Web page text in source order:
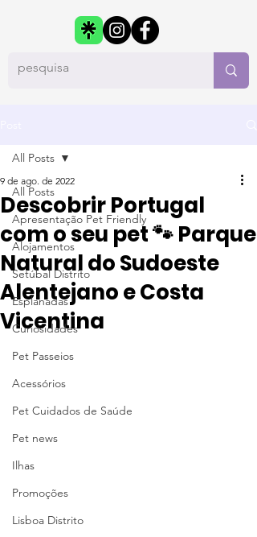
All Posts
Apresentação Pet Friendly
Alojamentos
Setúbal Distrito
Esplanadas
Curiosidades
Pet Passeios
Acessórios
Pet Cuidados de Saúde
Pet news
Ilhas
Promoções
Lisboa Distrito
All Posts
Descobrir Portugal
com o seu pet 🐾 Parque
Natural do Sudoeste
Alentejano e Costa
Vicentina
9 de ago. de 2022